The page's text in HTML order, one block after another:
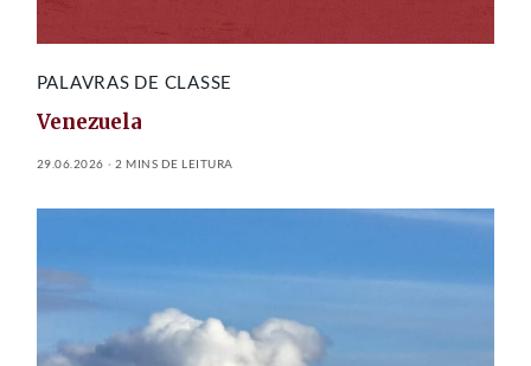
PALAVRAS DE CLASSE
Venezuela
29.06.2026 2 MINS DE LEITURA